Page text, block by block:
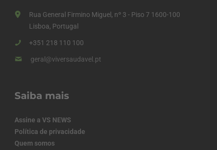
Rua General Firmino Miguel, nº 3 - Piso 7 1600-100
Lisboa, Portugal
+351 218 110 100
geral@viversaudavel.pt
Saiba mais
Assine a VS NEWS
Política de privacidade
Quem somos